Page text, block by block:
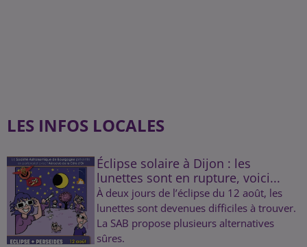
LES INFOS LOCALES
Éclipse solaire à Dijon : les
lunettes sont en rupture, voici...
À deux jours de l’éclipse du 12 août, les
lunettes sont devenues difficiles à trouver.
La SAB propose plusieurs alternatives
sûres.